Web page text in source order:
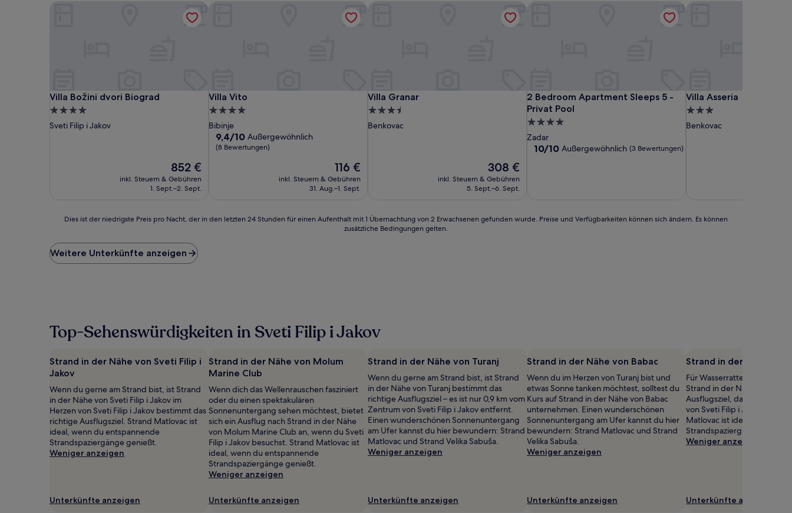
Villa Božini dvori Biograd
Villa Božini dvori Biograd
4.0-
Sterne-
Sveti Filip i Jakov
Der
Preis
beträgt
852 €
inkl. Steuern & Gebühren
1. Sept.–2. Sept.
Villa Vito
Villa Vito
4.0-
Sterne-
Unterkunft
Bibinje
9.4
von
9,4/10 Außergewöhnlich
(8 Bewertungen)
Der
Preis
beträgt
116 €
inkl. Steuern & Gebühren
31. Aug.–1. Sept.
Villa Granar
Villa Granar
3.5-
Sterne-
Benkovac
Der
Preis
beträgt
308 €
inkl. Steuern & Gebühren
5. Sept.–6. Sept.
2 Bedroom Apartment Sleeps 5 -
Privat Pool
2 Bedroom Apartment Sleeps 5 - Privat Pool
4.0-
Sterne-
Unterkunft
Zadar
10.0
10/10 Außergewöhnlich (3 Bewertungen)
2 Bedroom Apartment Sleeps 5 - Privat Pool
Villa Asseria
Villa Asseria
3.0-
Sterne-
Benkovac
der
niedrigste
Preis
letzten
24 Stunden
einen
Aufenthalt
mit
1 Übernachtung
von
2 Erwachsenen
gefunden
wurde.
Preise
und
ändern.
Es
Dies ist der niedrigste Preis pro Nacht, der in den letzten 24 Stunden für einen Aufenthalt mit 1 Übernachtung von 2 Erwachsenen gefunden wurde. Preise und Verfügbarkeiten können sich ändern. Es können
zusätzliche Bedingungen gelten.
Weitere Unterkünfte anzeigen
Top-Sehenswürdigkeiten in Sveti Filip i Jakov
Strand in der Nähe von Sveti Filip i
Jakov
Wenn du gerne am Strand bist, ist Strand
in der Nähe von Sveti Filip i Jakov im
Herzen von Sveti Filip i Jakov bestimmt das
richtige Ausflugsziel. Strand Matlovac ist
ideal, wenn du entspannende
Strandspaziergänge genießt.
Weniger anzeigen
Unterkünfte anzeigen
Strand in der Nähe von Molum
Marine Club
Wenn dich das Wellenrauschen fasziniert
oder du einen spektakulären
Sonnenuntergang sehen möchtest, bietet
sich ein Ausflug nach Strand in der Nähe
von Molum Marine Club an, wenn du Sveti
Filip i Jakov besuchst. Strand Matlovac ist
ideal, wenn du entspannende
Strandspaziergänge genießt.
Weniger anzeigen
Unterkünfte anzeigen
Strand in der Nähe von Turanj
Wenn du gerne am Strand bist, ist Strand
in der Nähe von Turanj bestimmt das
richtige Ausflugsziel – es ist nur 0,9 km vom
Zentrum von Sveti Filip i Jakov entfernt.
Einen wunderschönen Sonnenuntergang
am Ufer kannst du hier bewundern: Strand
Matlovac und Strand Velika Sabuša.
Weniger anzeigen
Unterkünfte anzeigen
Strand in der Nähe von Babac
Wenn du im Herzen von Turanj bist und
etwas Sonne tanken möchtest, solltest du
Kurs auf Strand in der Nähe von Babac
unternehmen. Einen wunderschönen
Sonnenuntergang am Ufer kannst du hier
bewundern: Strand Matlovac und Strand
Velika Sabuša.
Weniger anzeigen
Unterkünfte anzeigen
Strand in der Nähe von
Für Wasserratten und
Strand in der Nähe von Artić
Ausflugsziel, das nur 1 km
von Sveti Filip i Jakov
Matlovac ist ideal, wenn du
Strandspaziergänge
Weniger anzeigen
Unterkünfte anzeigen